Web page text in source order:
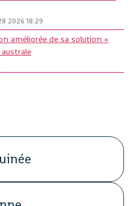
2026 18:29
améliorée de sa solution «